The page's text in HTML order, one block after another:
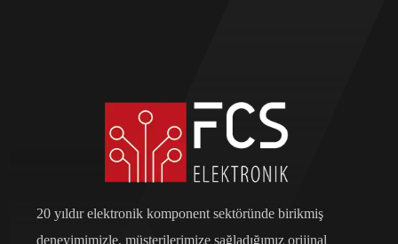
20 yıldır elektronik komponent sektöründe birikmiş
deneyimimizle, müşterilerimize sağladığımız orijinal